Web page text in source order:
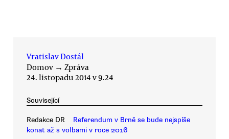
Vratislav Dostál
Domov → Zpráva
24. listopadu 2014 v 9.24
Související
Redakce DR
Referendum v Brně se bude nejspíše
konat až s volbami v roce 2016